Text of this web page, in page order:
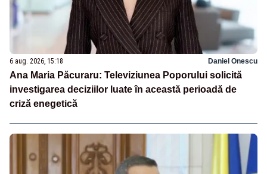
6 aug. 2026, 15:18 Daniel Onescu
Ana Maria Păcuraru: Televiziunea Poporului solicită
investigarea deciziilor luate în această perioadă de
criză enegetică